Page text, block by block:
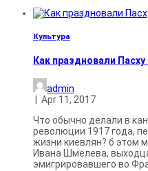
Культура
Как праздновали
admin
Apr 11, 2017
Что обычно делали в
революции 1917 года,
жизни киевлян? б этом
Ивана Шмелева,
эмигрировавшего во